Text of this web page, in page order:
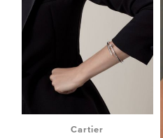
Cartier